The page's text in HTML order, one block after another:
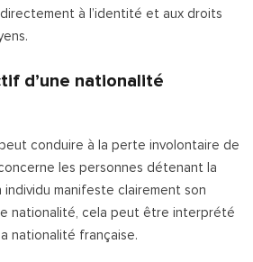
à l’identité et aux droits
d’une nationalité
conduire à la perte involontaire de
les personnes détenant la
manifeste clairement son
nationalité, cela peut être interprété
nationalité française.